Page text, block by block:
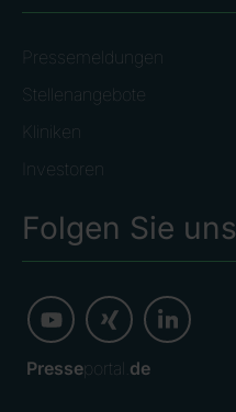
Pressemeldungen
Stellenangebote
Kliniken
Investoren
Folgen Sie uns
Presseportal. de